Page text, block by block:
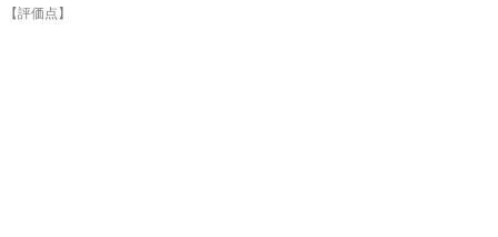
【評価点】